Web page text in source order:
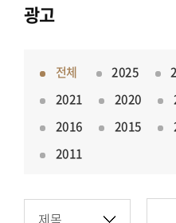
광고
전체 2025
2021
2020
2016
2015
2011